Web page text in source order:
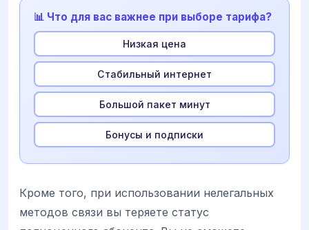
📊 Что для вас важнее при выборе тарифа?
Низкая цена
Стабильный интернет
Большой пакет минут
Бонусы и подписки
Кроме того, при использовании нелегальных
методов связи вы теряете статус